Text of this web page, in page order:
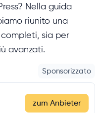
Nella guida
riunito una
sia per
avanzati.
Sponsorizzato
zum Anbieter